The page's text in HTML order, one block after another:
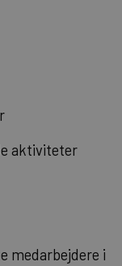
aktiviteter
medarbejdere i